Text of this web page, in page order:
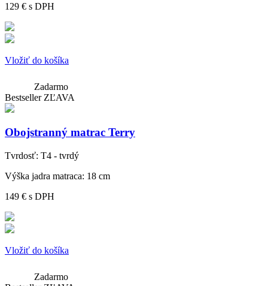
129 € s DPH
Vložiť do košíka
Zadarmo
Bestseller ZĽAVA
Obojstranný matrac Terry
Tvrdosť: T4 - tvrdý
Výška jadra matraca: 18 cm
149 € s DPH
Vložiť do košíka
Zadarmo